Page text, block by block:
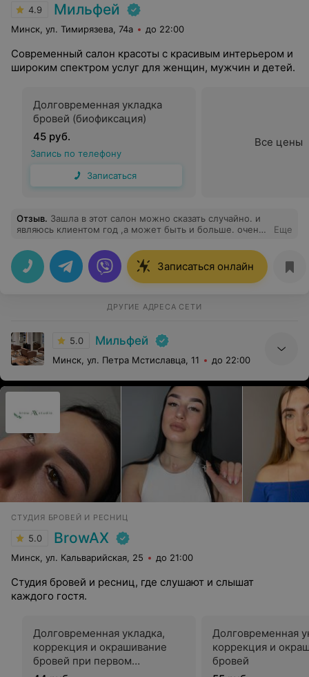
4.9 Мильфей
Минск, ул. Тимирязева, 74а до 22:00
Современный салон красоты с красивым интерьером и
широким спектром услуг для женщин, мужчин и детей.
Долговременная укладка
бровей (биофиксация)
45 руб.
Запись по телефону
Записаться
Все цены
Отзыв. Зашла в этот салон можно сказать случайно. и
являюсь клиентом год ,а может быть и больше. очень
персонал вежливый и доброжелательный. Так же хочу
поблагодарить мастера Светлану, у нее золотые руки.
Была у нее на сложном окрашивании ,она сотварила
чудо. Посоветует и расскажет по уходу за волосами
единожды ,работай девочек оставалась всегда
терминал, порой не удобно. Допускаю, что из-за
проблем с интернетом
Еще
Записаться онлайн
ДРУГИЕ АДРЕСА СЕТИ
5.0 Мильфей
Минск, ул. Петра Мстиславца, 11 до 22:00
СТУДИЯ БРОВЕЙ И РЕСНИЦ
5.0 BrowAX
Минск, ул. Кальварийская, 25 до 21:00
Студия бровей и ресниц, где слушают и слышат
каждого гостя.
Долговременная укладка,
коррекция и окрашивание
бровей при первом
Долговременная
коррекция и
бровей